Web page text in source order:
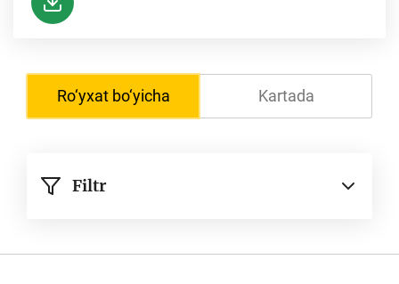
Ro‘yxat bo‘yicha Kartada
Filtr